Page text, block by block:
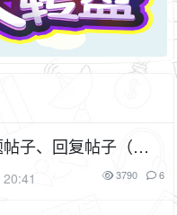
子、回复帖子（包
，支持设置修改权
3790 6